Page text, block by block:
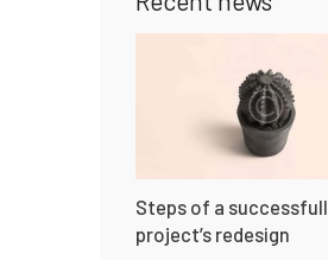
Steps of a successfull
project’s redesign